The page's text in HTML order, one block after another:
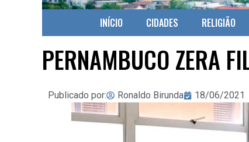
INÍCIO CIDADES RELIGIÃO
PERNAMBUCO ZERA
Publicado por: Ronaldo Birunda 18/06/2021